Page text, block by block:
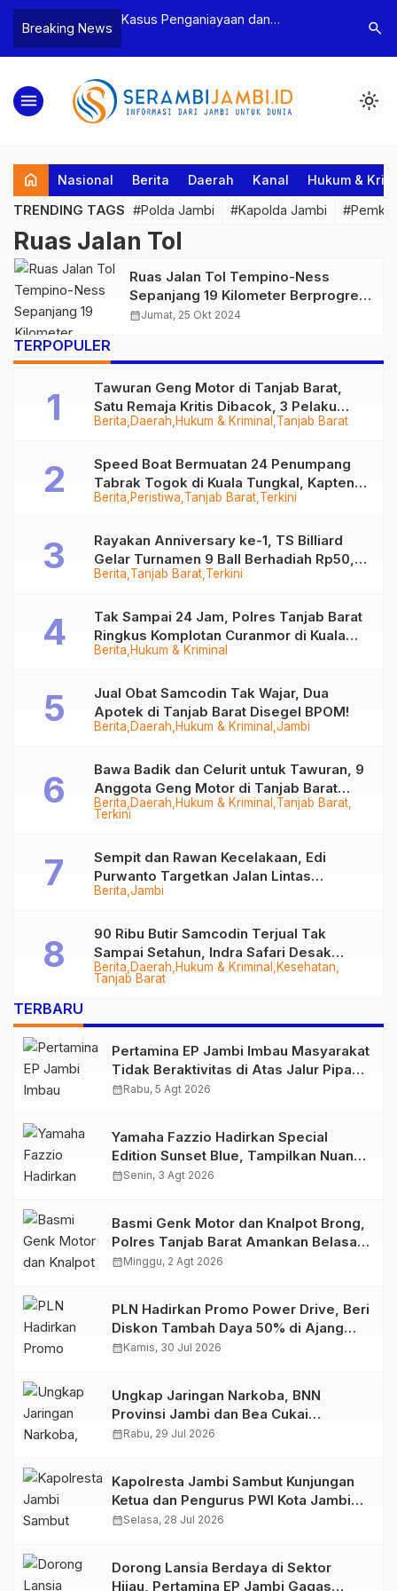
Breaking News
Bea Cukai
Pelaku beserta
dan 146 Gram
Kasus Penganiayaan dan
Tebo Tetapkan Dua Tersangka
Polres
Dua
search
menu light_mode
home Nasional Berita Daerah Kanal Hukum &
TRENDING TAGS #Polda Jambi #Kapolda Jambi
Ruas Jalan Tol
Ruas Jalan Tol Tempino-Ness
Sepanjang 19 Kilometer Berprogres
37,75 Persen
calendar_monthJumat, 25 Okt 2024
TERPOPULER
Berita Daerah Hukum & Kriminal Tanjab Barat
Tawuran Geng Motor di Tanjab Barat,
Satu Remaja Kritis Dibacok, 3 Pelaku
Ditangkap
Berita Peristiwa Tanjab Barat Terkini
Speed Boat Bermuatan 24 Penumpang
Tabrak Togok di Kuala Tungkal, Kapten
Sempat Hilang
Berita Tanjab Barat Terkini
Rayakan Anniversary ke-1, TS Billiard
Gelar Turnamen 9 Ball Berhadiah Rp50,8
Juta
Berita Hukum & Kriminal
Tak Sampai 24 Jam, Polres Tanjab Barat
Ringkus Komplotan Curanmor di Kuala
Tungkal
Berita Daerah Hukum & Kriminal Jambi
Jual Obat Samcodin Tak Wajar, Dua
Apotek di Tanjab Barat Disegel BPOM!
Berita Daerah Hukum & Kriminal Tanjab Barat
Terkini
Bawa Badik dan Celurit untuk Tawuran, 9
Anggota Geng Motor di Tanjab Barat
Diringkus
Berita Jambi
Sempit dan Rawan Kecelakaan, Edi
Purwanto Targetkan Jalan Lintas
Tungkal-Jambi Mulus di 2028
Berita Daerah Hukum & Kriminal
Kesehatan
Tanjab Barat
90 Ribu Butir Samcodin Terjual Tak
Sampai Setahun, Indra Safari Desak
Audit Menyeluruh
TERBARU
Pertamina EP Jambi Imbau Masyarakat
Tidak Beraktivitas di Atas Jalur Pipa
Migas Demi Keselamatan Bersama
calendar_monthRabu, 5 Agt 2026
Yamaha Fazzio Hadirkan Special
Edition Sunset Blue, Tampilkan Nuansa
Retro Summer yang Semakin Skena
calendar_monthSenin, 3 Agt 2026
Basmi Genk Motor dan Knalpot Brong,
Polres Tanjab Barat Amankan Belasan
Kendaraan
calendar_monthMinggu, 2 Agt 2026
PLN Hadirkan Promo Power Drive, Beri
Diskon Tambah Daya 50% di Ajang
GIIAS 2026
calendar_monthKamis, 30 Jul 2026
Ungkap Jaringan Narkoba, BNN
Provinsi Jambi dan Bea Cukai
Amankan Sembilan Pelaku beserta
calendar_monthRabu, 29 Jul 2026
Kapolresta Jambi Sambut Kunjungan
Ketua dan Pengurus PWI Kota Jambi
Perkuat Sinergi dan Kolaborasi
calendar_monthSelasa, 28 Jul 2026
Dorong Lansia Berdaya di Sektor
Hijau, Pertamina EP Jambi Gagas